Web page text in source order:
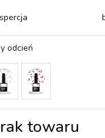
odcień
towaru